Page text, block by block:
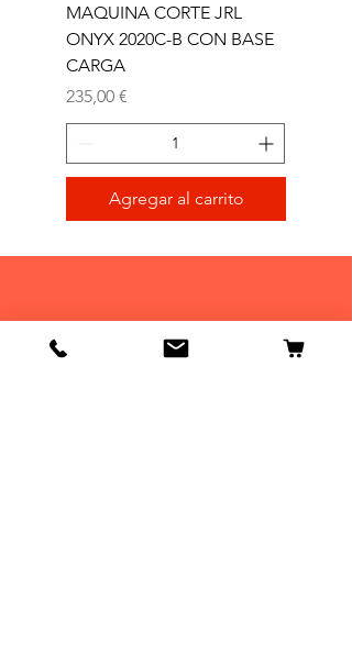
MAQUINA CORTE JRL
ONYX 2020C-B CON BASE
CARGA
Precio
235,00 €
Agregar al carrito
Tienda